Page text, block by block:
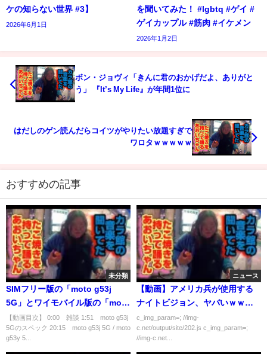
ケの知らない世界 #3】
2026年6月1日
を聞いてみた！ #lgbtq #ゲイ #
ゲイカップル #筋肉 #イケメン
2026年1月2日
ボン・ジョヴィ「きんに君のおかげだよ、ありがと
う」 『It’s My Life』が年間1位に
はだしのゲン読んだらコイツがやりたい放題すぎで
ワロタｗｗｗｗｗ
おすすめの記事
未分類
SIMフリー版の「moto g53j
5G」とワイモバイル版の「moto
g53y 5G」【法林岳之のケータ
イしようぜ!!／721／2023年6月
23日公開】
【動画目次】 0:00 雑談 1:51 moto g53j
5Gのスペック 20:15 moto g53j 5G / moto
g53y 5...
ニュース
【動画】アメリカ兵が使用する
ナイトビジョン、ヤバいｗｗｗ
ｗｗ
c_img_param=; //img-
c.net/output/site/202.js c_img_param=;
//img-c.net...